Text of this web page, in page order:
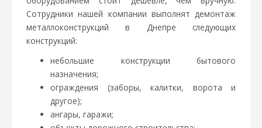
Сотрудники нашей компании выполнят демонтаж
металлоконструкций в Днепре следующих
конструкций:
небольшие конструкции бытового
назначения;
ограждения (заборы, калитки, ворота и
другое);
ангары, гаражи;